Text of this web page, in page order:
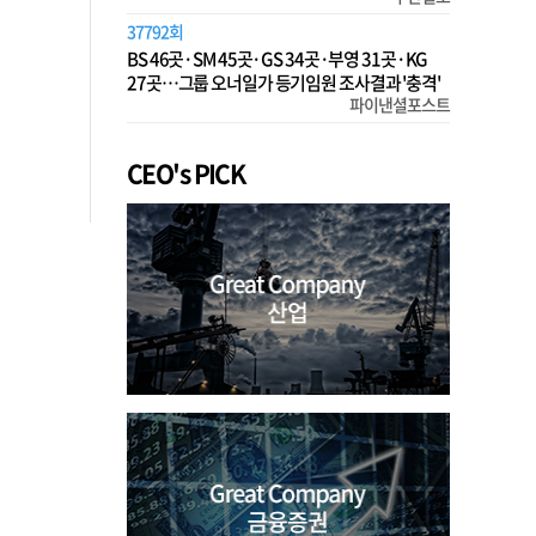
37792회
BS 46곳·SM 45곳·GS 34곳·부영 31곳·KG
27곳…그룹 오너일가 등기임원 조사결과 '충격'
파이낸셜포스트
CEO's PICK